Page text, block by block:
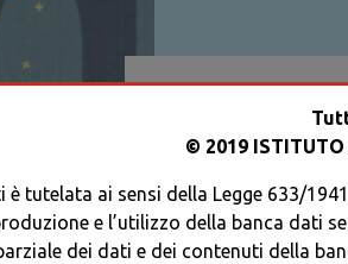
ACCEDI AL
© 2019 ISTITUTO
è tutelata ai sensi della Legge 633/
e l’utilizzo della banca dati
dei dati e dei contenuti della